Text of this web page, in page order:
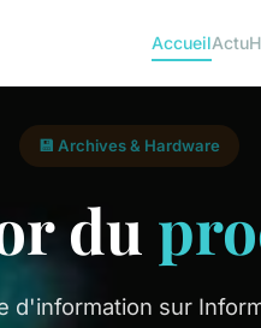
AccueilActu
💾 Archives & Hardware
du
d'information sur